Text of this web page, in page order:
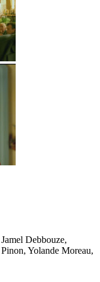
Debbouze,
Yolande Moreau,